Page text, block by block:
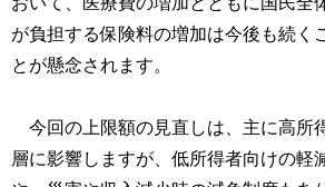
が負担する保険料の増加は今後も続く
とが懸念されます。
今回の上限額の見直しは、主に高所
層に影響しますが、低所得者向けの軽